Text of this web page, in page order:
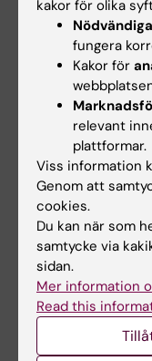
Uppdaterad av:
Annika Clemes 2020-
Relaterade
14 jul 2026
kakor för olika
Nödvändiga
fungera
Kakor för
relevant
plattformar.
Viss information
Genom att
cookies.
Du kan när som
samtycke via
sidan.
Mer information
Read this